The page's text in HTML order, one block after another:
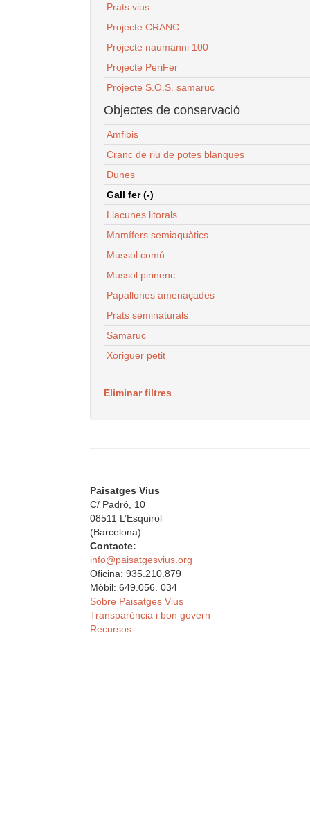
Prats vius
Projecte CRANC
Projecte naumanni 100
Projecte PeriFer
Projecte S.O.S. samaruc
Objectes de conservació
Amfibis
Cranc de riu de potes blanques
Dunes
Gall fer (-)
Llacunes litorals
Mamífers semiaquàtics
Mussol comú
Mussol pirinenc
Papallones amenaçades
Prats seminaturals
Samaruc
Xoriguer petit
Eliminar filtres
Paisatges Vius
C/ Padró, 10
08511 L’Esquirol
(Barcelona)
Contacte:
info@paisatgesvius.org
Oficina: 935.210.879
Mòbil: 649.056. 034
Sobre Paisatges Vius
Transparència i bon govern
Recursos